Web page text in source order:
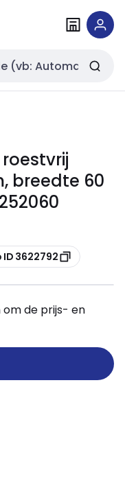
breedte 60
ID 3622792
om de prijs- en